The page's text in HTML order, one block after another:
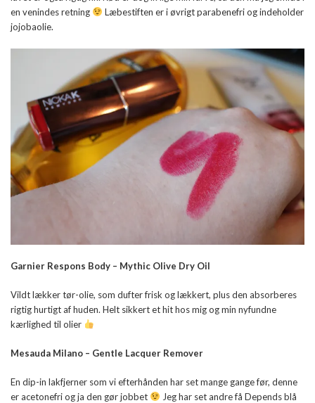
en venindes retning
Læbestiften er i øvrigt parabenefri og indeholder
jojobaolie.
Garnier Respons Body – Mythic Olive Dry Oil
Vildt lækker tør-olie, som dufter frisk og lækkert, plus den absorberes
rigtig hurtigt af huden. Helt sikkert et hit hos mig og min nyfundne
kærlighed til olier
Mesauda Milano – Gentle Lacquer Remover
En dip-in lakfjerner som vi efterhånden har set mange gange før, denne
er acetonefri og ja den gør jobbet
Jeg har set andre få Depends blå